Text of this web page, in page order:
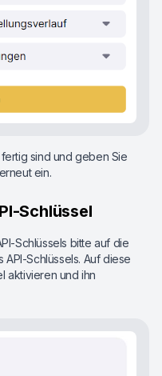
sind und geben Sie
ein.
Schlüssel
Schlüssels bitte auf die
Schlüssels. Auf diese
aktivieren und ihn